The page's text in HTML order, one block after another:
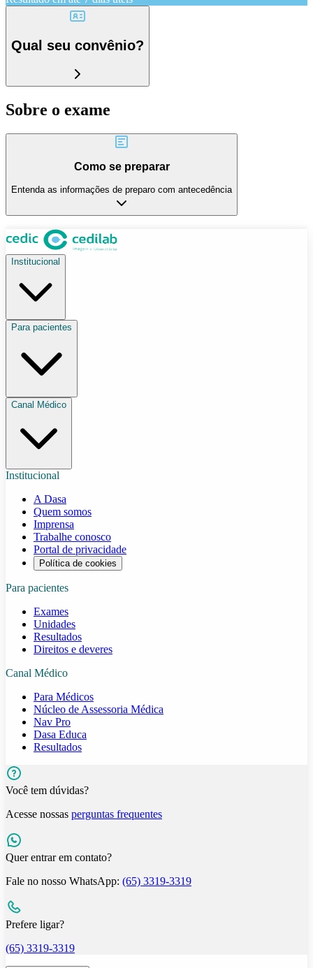
Qual seu convênio?
Sobre o exame
Como se preparar
Entenda as informações de preparo com antecedência
Institucional
Para pacientes
Canal Médico
Institucional
A Dasa
Quem somos
Imprensa
Trabalhe conosco
Portal de privacidade
Política de cookies
Para pacientes
Exames
Unidades
Resultados
Direitos e deveres
Canal Médico
Para Médicos
Núcleo de Assessoria Médica
Nav Pro
Dasa Educa
Resultados
Você tem dúvidas?
Acesse nossas perguntas frequentes
Quer entrar em contato?
Fale no nosso WhatsApp: (65) 3319-3319
Prefere ligar?
(65) 3319-3319